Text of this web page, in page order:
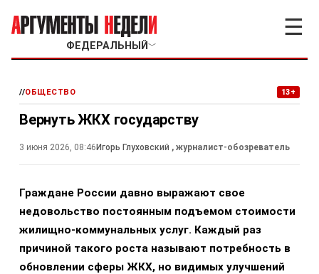
ФЕДЕРАЛЬНЫЙ ﹀
☰
//ОБЩЕСТВО 13+
Вернуть ЖКХ государству
3 июня 2026, 08:46 Игорь Глуховский , журналист-обозреватель
Граждане России давно выражают свое
недовольство постоянным подъемом стоимости
жилищно-коммунальных услуг. Каждый раз
причиной такого роста называют потребность в
обновлении сферы ЖКХ, но видимых улучшений